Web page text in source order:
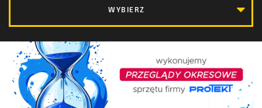
WYBIERZ
OCHRONA NÓG
OCHRONA RĄK